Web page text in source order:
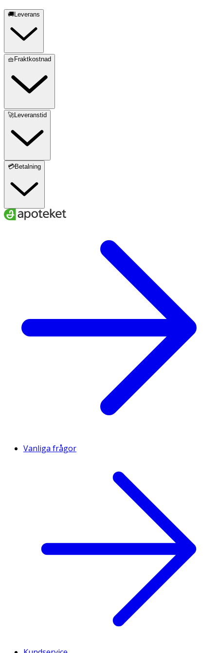
🚚Leverans
🧺Fraktkostnad
🚀Leveranstid
💳Betalning
Vanliga frågor